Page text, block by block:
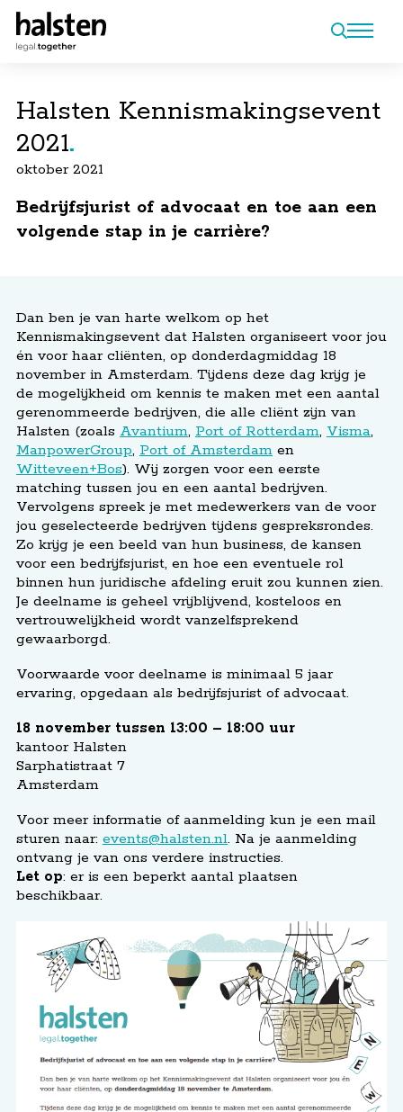
Halsten Kennismakingsevent
2021
oktober 2021
Bedrijfsjurist of advocaat en toe aan een
volgende stap in je carrière?
Dan ben je van harte welkom op het
Kennismakingsevent dat Halsten organiseert voor jou
én voor haar cliënten, op donderdagmiddag 18
november in Amsterdam. Tijdens deze dag krijg je
de mogelijkheid om kennis te maken met een aantal
gerenommeerde bedrijven, die alle cliënt zijn van
Halsten (zoals Avantium, Port of Rotterdam, Visma,
ManpowerGroup, Port of Amsterdam en
Witteveen+Bos). Wij zorgen voor een eerste
matching tussen jou en een aantal bedrijven.
Vervolgens spreek je met medewerkers van de voor
jou geselecteerde bedrijven tijdens gespreksrondes.
Zo krijg je een beeld van hun business, de kansen
voor een bedrijfsjurist, en hoe een eventuele rol
binnen hun juridische afdeling eruit zou kunnen zien.
Je deelname is geheel vrijblijvend, kosteloos en
vertrouwelijkheid wordt vanzelfsprekend
gewaarborgd.
Voorwaarde voor deelname is minimaal 5 jaar
ervaring, opgedaan als bedrijfsjurist of advocaat.
18 november tussen 13:00 – 18:00 uur
kantoor Halsten
Sarphatistraat 7
Amsterdam
Voor meer informatie of aanmelding kun je een mail
sturen naar: events@halsten.nl. Na je aanmelding
ontvang je van ons verdere instructies.
Let op: er is een beperkt aantal plaatsen
beschikbaar.